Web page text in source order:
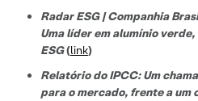
Radar ESG | Companhia
Uma líder em alumínio
ESG(link)
Relatório do IPCC: Um
para o mercado, frente a um